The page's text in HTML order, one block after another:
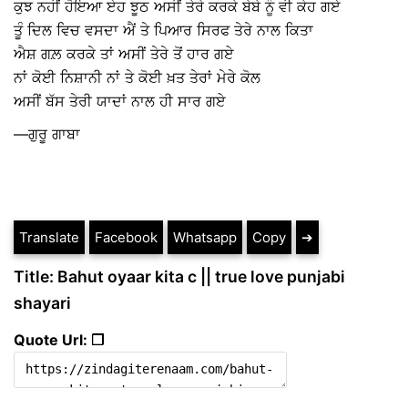
ਕੁਝ ਨਹੀਂ ਹੋਇਆ ਏਹ ਝੂਠ ਅਸੀਂ ਤੇਰੇ ਕਰਕੇ ਬੇਬੇ ਨੂੰ ਵੀ ਕੇਹ ਗਏ
ਤੂੰ ਦਿਲ ਵਿਚ ਵਸਦਾ ਐਂ ਤੇ ਪਿਆਰ ਸਿਰਫ ਤੇਰੇ ਨਾਲ ਕਿਤਾ
ਐਸ਼ ਗਲ਼ ਕਰਕੇ ਤਾਂ ਅਸੀਂ ਤੇਰੇ ਤੋਂ ਹਾਰ ਗਏ
ਨਾਂ ਕੋਈ ਨਿਸ਼ਾਨੀ ਨਾਂ ਤੇ ਕੋਈ ਖ਼ਤ ਤੇਰਾਂ ਮੇਰੇ ਕੋਲ
ਅਸੀਂ ਬੱਸ ਤੇਰੀ ਯਾਦਾਂ ਨਾਲ ਹੀ ਸਾਰ ਗਏ
—ਗੁਰੂ ਗਾਬਾ
Translate Facebook Whatsapp Copy ➔
Title: Bahut oyaar kita c || true love punjabi
shayari
Quote Url: ❐